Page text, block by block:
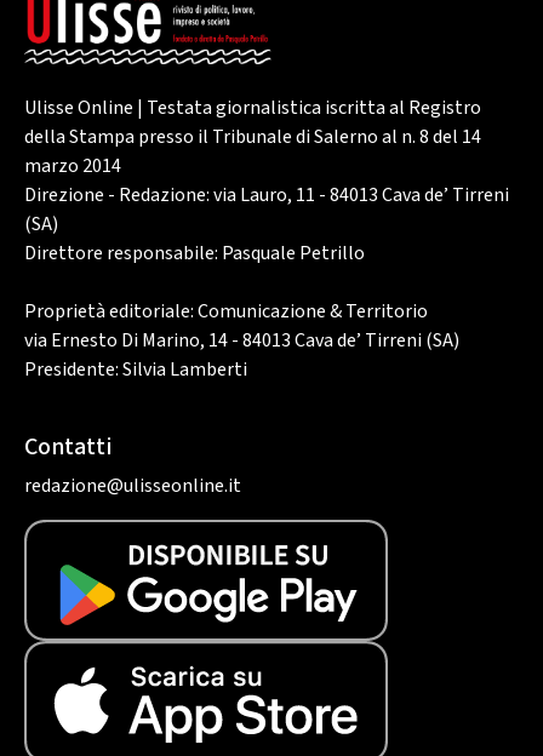
Ulisse Online | Testata giornalistica iscritta al Registro
della Stampa presso il Tribunale di Salerno al n. 8 del 14
marzo 2014
Direzione - Redazione: via Lauro, 11 - 84013 Cava de’ Tirreni
(SA)
Direttore responsabile: Pasquale Petrillo
Proprietà editoriale: Comunicazione & Territorio
via Ernesto Di Marino, 14 - 84013 Cava de’ Tirreni (SA)
Presidente: Silvia Lamberti
Contatti
redazione@ulisseonline.it